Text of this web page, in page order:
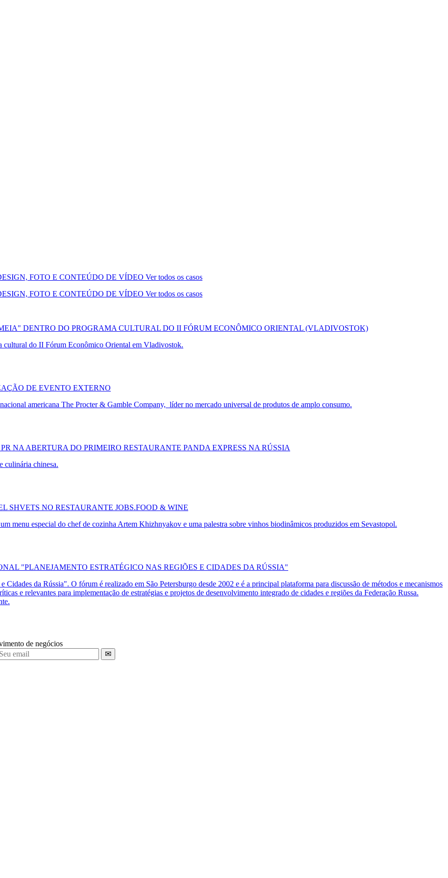
FOTO E CONTEÚDO DE VÍDEO Ver todos os casos
FOTO E CONTEÚDO DE VÍDEO Ver todos os casos
DENTRO DO PROGRAMA CULTURAL DO II FÓRUM ECONÔMICO ORIENTAL (VLADIVOSTOK)
do II Fórum Econômico Oriental em Vladivostok.
DE EVENTO EXTERNO
americana The Procter & Gamble Company, líder no mercado universal de produtos de amplo consumo.
NA ABERTURA DO PRIMEIRO RESTAURANTE PANDA EXPRESS NA RÚSSIA
culinária chinesa.
SHVETS NO RESTAURANTE JOBS.FOOD & WINE
menu especial do chef de cozinha Artem Khizhnyakov e uma palestra sobre vinhos biodinâmicos produzidos em Sevastopol.
"PLANEJAMENTO ESTRATÉGICO NAS REGIÕES E CIDADES DA RÚSSIA"
da Rússia". O fórum é realizado em São Petersburgo desde 2002 e é a principal plataforma para discussão de métodos e mecanismos
e relevantes para implementação de estratégias e projetos de desenvolvimento integrado de cidades e regiões da Federação Russa.
.
de negócios